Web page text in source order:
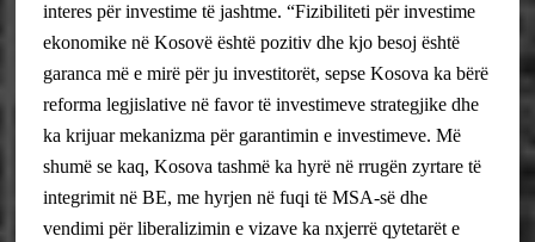
interes për investime të jashtme. “Fizibiliteti për investime
ekonomike në Kosovë është pozitiv dhe kjo besoj është
garanca më e mirë për ju investitorët, sepse Kosova ka bërë
reforma legjislative në favor të investimeve strategjike dhe
ka krijuar mekanizma për garantimin e investimeve. Më
shumë se kaq, Kosova tashmë ka hyrë në rrugën zyrtare të
integrimit në BE, me hyrjen në fuqi të MSA-së dhe
vendimi për liberalizimin e vizave ka nxjerrë qytetarët e